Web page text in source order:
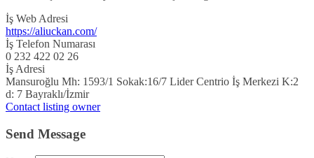
İş Web Adresi
https://aliuckan.com/
İş Telefon Numarası
0 232 422 02 26
İş Adresi
Mansuroğlu Mh: 1593/1 Sokak:16/7 Lider Centrio İş Merkezi K:2
d: 7 Bayraklı/İzmir
Contact listing owner
Send Message